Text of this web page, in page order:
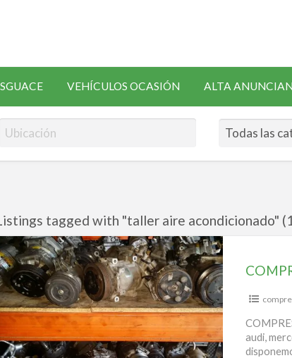
VEHÍCULOS OCASIÓN ALTA
tagged with "taller aire acondicionado"
audi,